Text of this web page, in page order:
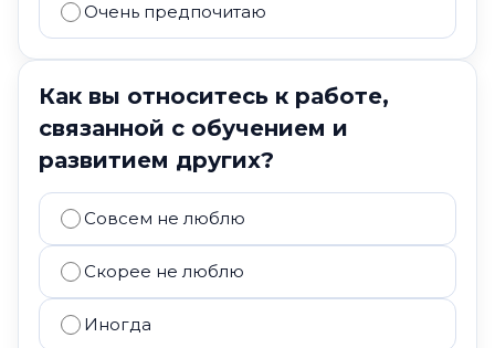
Очень предпочитаю
Как вы относитесь к работе,
связанной с обучением и
развитием других?
Совсем не люблю
Скорее не люблю
Иногда